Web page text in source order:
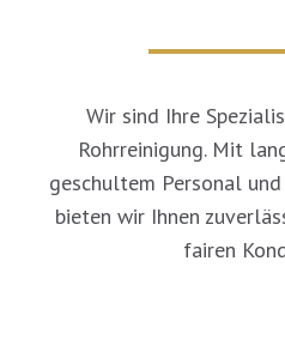
Wir sind Ihre
Rohrreinigung. Mit
geschultem Personal
bieten wir Ihnen
fairen